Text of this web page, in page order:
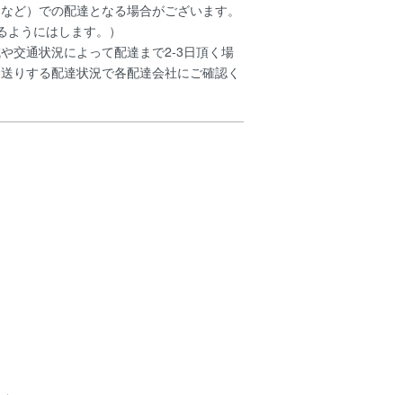
ど）での配達となる場合がございます。
うにはします。）
交通状況によって配達まで2-3日頂く場
りする配達状況で各配達会社にご確認く